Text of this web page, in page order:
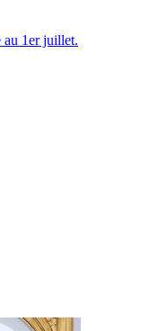
au 1er juillet.